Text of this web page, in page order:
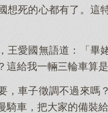
想死的心都有了。這
王愛國無語道：「畢
這給我一輛三輪車算是
，車子徵調不過來
騎車，把大家的備裝給